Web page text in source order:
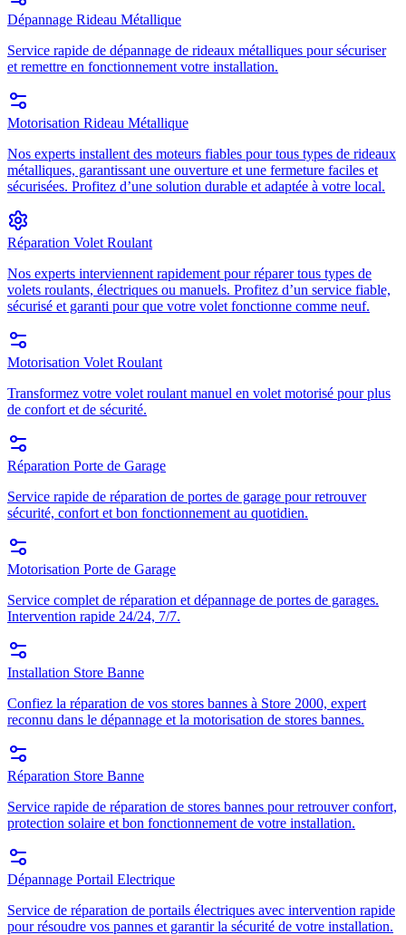
Dépannage Rideau Métallique
Service rapide de dépannage de rideaux métalliques pour sécuriser
et remettre en fonctionnement votre installation.
Motorisation Rideau Métallique
Nos experts installent des moteurs fiables pour tous types de rideaux
métalliques, garantissant une ouverture et une fermeture faciles et
sécurisées. Profitez d’une solution durable et adaptée à votre local.
Réparation Volet Roulant
Nos experts interviennent rapidement pour réparer tous types de
volets roulants, électriques ou manuels. Profitez d’un service fiable,
sécurisé et garanti pour que votre volet fonctionne comme neuf.
Motorisation Volet Roulant
Transformez votre volet roulant manuel en volet motorisé pour plus
de confort et de sécurité.
Réparation Porte de Garage
Service rapide de réparation de portes de garage pour retrouver
sécurité, confort et bon fonctionnement au quotidien.
Motorisation Porte de Garage
Service complet de réparation et dépannage de portes de garages.
Intervention rapide 24/24, 7/7.
Installation Store Banne
Confiez la réparation de vos stores bannes à Store 2000, expert
reconnu dans le dépannage et la motorisation de stores bannes.
Réparation Store Banne
Service rapide de réparation de stores bannes pour retrouver confort,
protection solaire et bon fonctionnement de votre installation.
Dépannage Portail Electrique
Service de réparation de portails électriques avec intervention rapide
pour résoudre vos pannes et garantir la sécurité de votre installation.